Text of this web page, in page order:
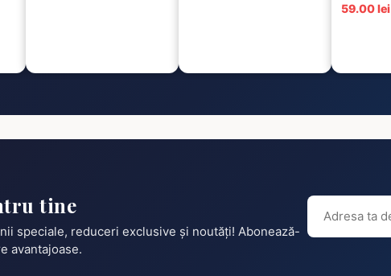
59.00 lei
tine
speciale, reduceri exclusive și noutăți! Abonează-
avantajoase.